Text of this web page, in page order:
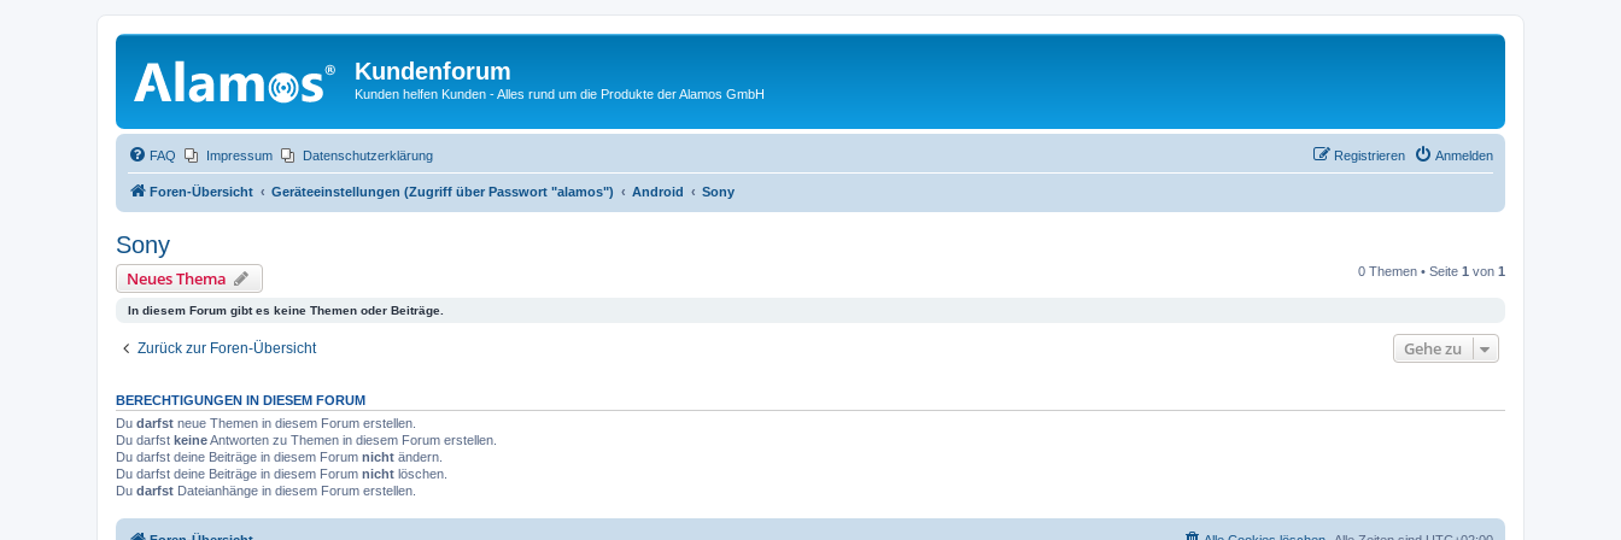
Kundenforum
Kunden helfen Kunden - Alles rund um die Produkte der Alamos GmbH
FAQ Impressum Datenschutzerklärung Anmelden
Registrieren
Foren-Übersicht Geräteeinstellungen (Zugriff über Passwort "alamos") Android Sony
Sony
Neues Thema 0 Themen • Seite 1 von 1
In diesem Forum gibt es keine Themen oder Beiträge.
Zurück zur Foren-Übersicht Gehe zu
BERECHTIGUNGEN IN DIESEM FORUM
Du darfst neue Themen in diesem Forum erstellen.
Du darfst keineAntworten zu Themen in diesem Forum erstellen.
Du darfst deine Beiträge in diesem Forum nicht ändern.
Du darfst deine Beiträge in diesem Forum nicht löschen.
Du darfst Dateianhänge in diesem Forum erstellen.